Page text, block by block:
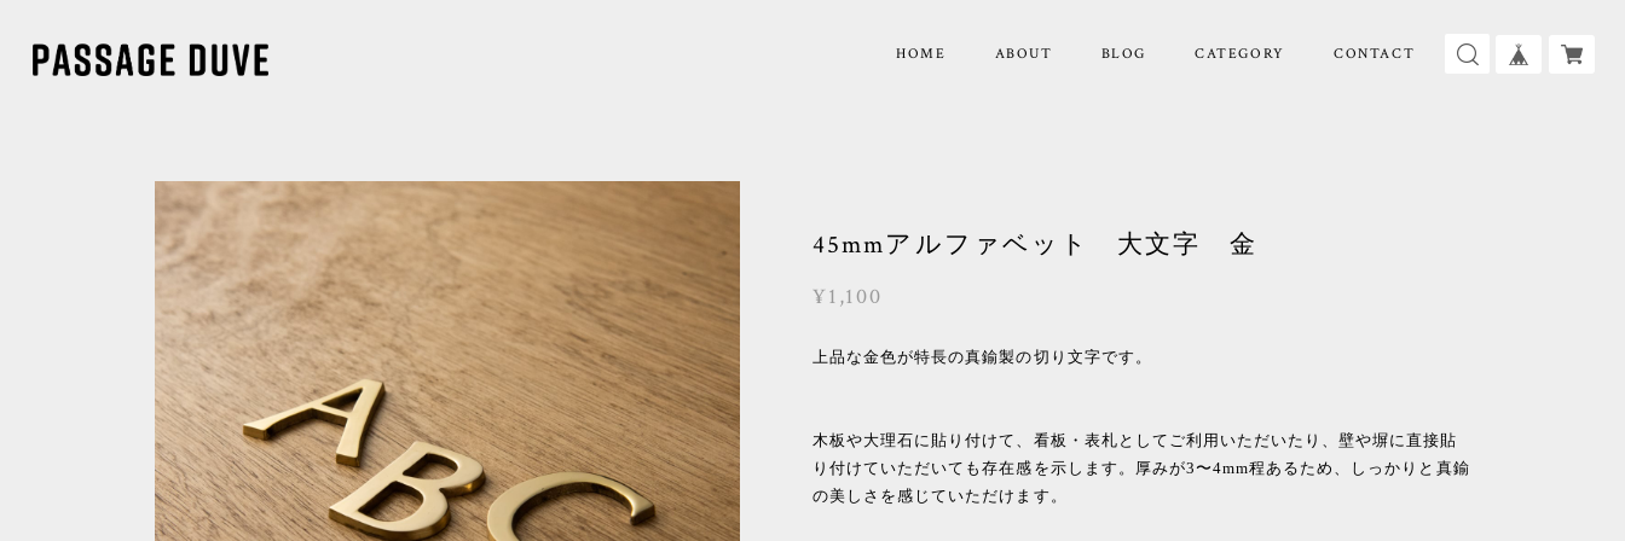
HOME ABOUT BLOG CATEGORY CONTACT
45mmアルファベット 大文字 金
¥1,100
上品な金色が特長の真鍮製の切り文字です。
木板や大理石に貼り付けて、看板・表札としてご利用いただいたり、壁や塀に直接貼
り付けていただいても存在感を示します。厚みが3〜4mm程あるため、しっかりと真鍮
の美しさを感じていただけます。